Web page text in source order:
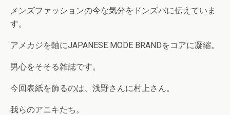
メンズファッションの今な気分をドンズバに伝えていま
す。
アメカジを軸にJAPANESE MODE BRANDをコアに凝縮。
男心をそそる雑誌です。
今回表紙を飾るのは、浅野さんに村上さん。
我らのアニキたち。